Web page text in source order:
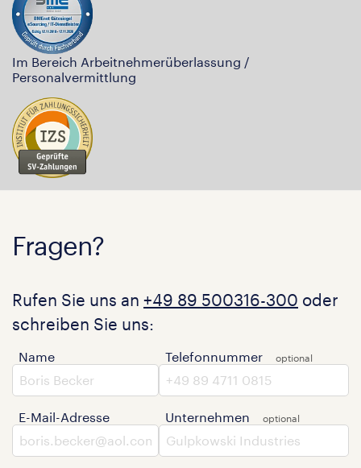
Im Bereich Arbeitnehmerüberlassung /
Personalvermittlung
Fragen?
Rufen Sie uns an +49 89 500316-300 oder
schreiben Sie uns:
Name
E-Mail-Adresse
Telefonnummer
Unternehmen